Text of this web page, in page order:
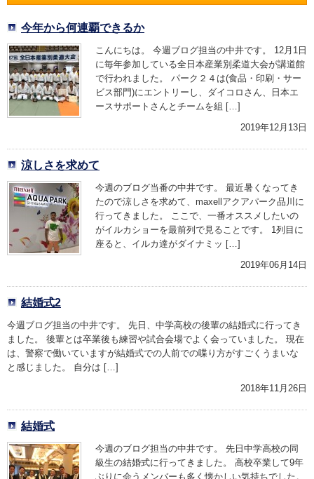
今年から何連覇できるか
こんにちは。 今週ブログ担当の中井です。 12月1日
に毎年参加している全日本産業別柔道大会が講道館
で行われました。 パーク２４は(食品・印刷・サー
ビス部門)にエントリーし、ダイコロさん、日本エ
ースサポートさんとチームを組 […]
2019年12月13日
涼しさを求めて
今週のブログ当番の中井です。 最近暑くなってき
たので涼しさを求めて、maxellアクアパーク品川に
行ってきました。 ここで、一番オススメしたいの
がイルカショーを最前列で見ることです。 1列目に
座ると、イルカ達がダイナミッ […]
2019年06月14日
結婚式2
今週ブログ担当の中井です。 先日、中学高校の後輩の結婚式に行ってき
ました。 後輩とは卒業後も練習や試合会場でよく会っていました。 現在
は、警察で働いていますが結婚式での人前での喋り方がすごくうまいな
と感じました。 自分は […]
2018年11月26日
結婚式
今週のブログ担当の中井です。 先日中学高校の同
級生の結婚式に行ってきました。 高校卒業して9年
ぶりに会うメンバーも多く懐かしい気持ちでした。